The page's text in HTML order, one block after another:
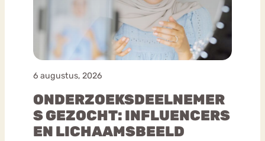
6 augustus, 2026
ONDERZOEKSDEELNEMER
S GEZOCHT: INFLUENCERS
EN LICHAAMSBEELD